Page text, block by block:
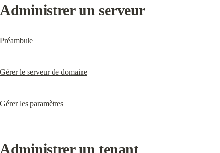
Administrer un serveur
Préambule
Gérer le serveur de domaine
Gérer les paramètres
Administrer un tenant